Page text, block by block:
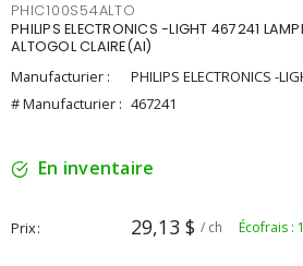
PHIC100S54ALTO
PHILIPS ELECTRONICS -LIGHT 467241
ALTOGOL CLAIRE(AI)
Manufacturier :
PHILIPS ELECTRONICS -
# Manufacturier : 467241
En inventaire
Prix 29,13 $ / ch Écofrais :